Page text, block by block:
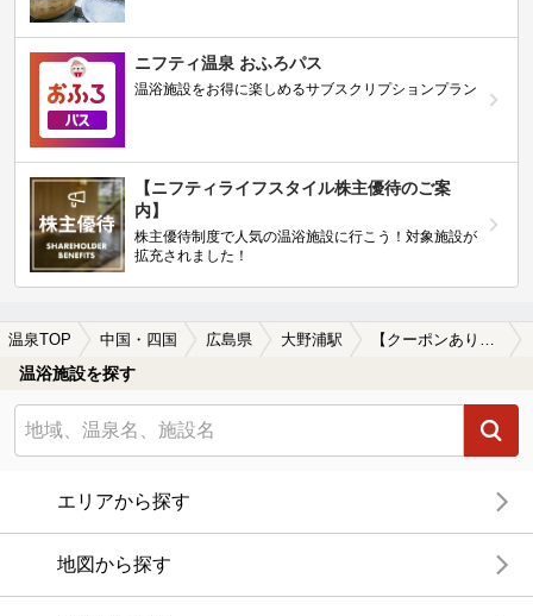
ニフティ温泉 おふろパス
温浴施設をお得に楽しめるサブスクリプションプラン
【ニフティライフスタイル株主優待のご案
内】
株主優待制度で人気の温浴施設に行こう！対象施設が
拡充されました！
温泉TOP 中国・四国 広島県 大野浦駅 【クーポンあり】ホテルで楽しめる大野浦駅近くの温泉、日帰り温泉、スーパー銭湯おすすめ
温浴施設を探す
エリアから探す
地図から探す